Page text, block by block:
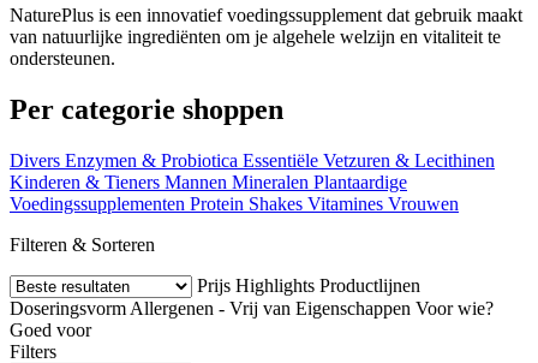
NaturePlus is een innovatief voedingssupplement dat gebruik maakt
van natuurlijke ingrediënten om je algehele welzijn en vitaliteit te
ondersteunen.
Per categorie shoppen
Divers Enzymen & Probiotica Essentiële Vetzuren & Lecithinen
Kinderen & Tieners Mannen Mineralen Plantaardige
Voedingssupplementen Protein Shakes Vitamines Vrouwen
Filteren & Sorteren
Prijs Highlights Productlijnen
Doseringsvorm Allergenen - Vrij van Eigenschappen Voor wie?
Goed voor
Filters